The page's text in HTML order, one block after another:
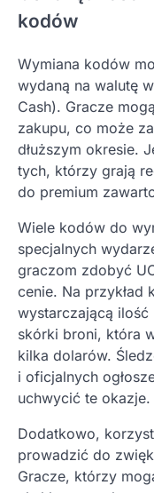
kodów
Wymiana kodów
wydaną na walutę
Cash). Gracze
zakupu, co może
dłuższym okresie.
tych, którzy grają
do premium
Wiele kodów do
specjalnych
graczom zdobyć
cenie. Na przykład
wystarczającą ilość
skórki broni, która
kilka dolarów.
i oficjalnych
uchwycić te okazje.
Dodatkowo,
prowadzić do
Gracze, którzy